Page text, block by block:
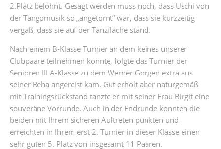
2.Platz belohnt. Gesagt werden muss noch, dass Uschi von
der Tangomusik so „angetörnt“ war, dass sie kurzzeitig
vergaß, dass sie auf der Tanzfläche stand.
Nach einem B-Klasse Turnier an dem keines unserer
Clubpaare teilnehmen konnte, folgte das Turnier der
Senioren III A-Klasse zu dem Werner Görgen extra aus
seiner Reha angereist kam. Gut erholt aber naturgemäß
mit Trainingsrückstand tanzte er mit seiner Frau Birgit eine
souveräne Vorrunde. Auch in der Endrunde konnten die
beiden mit Ihrem sicheren Auftreten punkten und
erreichten in Ihrem erst 2. Turnier in dieser Klasse einen
sehr guten 5. Platz von insgesamt 11 Paaren.